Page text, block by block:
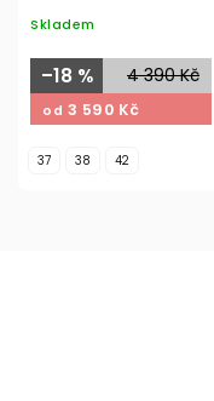
Skladem
4 390 Kč
–18 %
od 3 590 Kč
37 38 42